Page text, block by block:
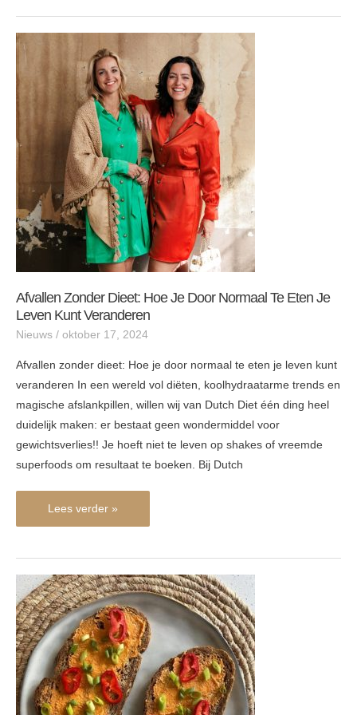
Afvallen Zonder Dieet: Hoe Je Door Normaal Te Eten Je
Leven Kunt Veranderen
Nieuws / oktober 17, 2024
Afvallen zonder dieet: Hoe je door normaal te eten je leven kunt
veranderen In een wereld vol diëten, koolhydraatarme trends en
magische afslankpillen, willen wij van Dutch Diet één ding heel
duidelijk maken: er bestaat geen wondermiddel voor
gewichtsverlies!! Je hoeft niet te leven op shakes of vreemde
superfoods om resultaat te boeken. Bij Dutch
zonder
door
normaal
te
eten
je
leven
Lees verder »
Lunch
–
Hummus
met
groenten